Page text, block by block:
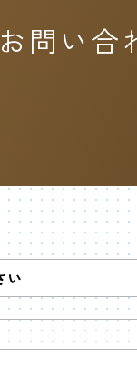
お問い合